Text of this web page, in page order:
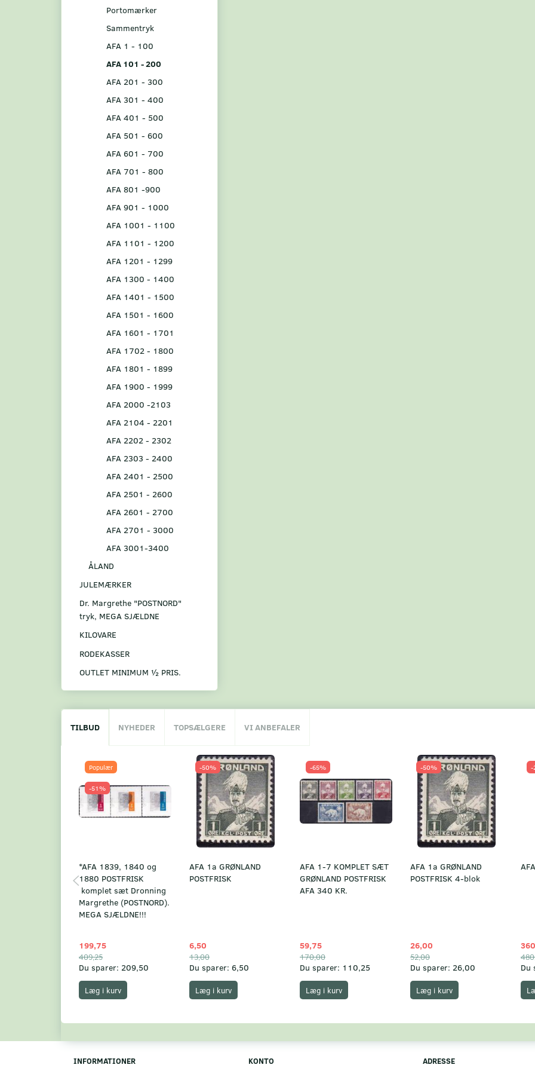
Portomærker
Sammentryk
AFA 1 - 100
AFA 101 - 200
AFA 201 - 300
AFA 301 - 400
AFA 401 - 500
AFA 501 - 600
AFA 601 - 700
AFA 701 - 800
AFA 801 -900
AFA 901 - 1000
AFA 1001 - 1100
AFA 1101 - 1200
AFA 1201 - 1299
AFA 1300 - 1400
AFA 1401 - 1500
AFA 1501 - 1600
AFA 1601 - 1701
AFA 1702 - 1800
AFA 1801 - 1899
AFA 1900 - 1999
AFA 2000 -2103
AFA 2104 - 2201
AFA 2202 - 2302
AFA 2303 - 2400
AFA 2401 - 2500
AFA 2501 - 2600
AFA 2601 - 2700
AFA 2701 - 3000
AFA 3001-3400
ÅLAND
JULEMÆRKER
Dr. Margrethe "POSTNORD"
tryk, MEGA SJÆLDNE
KILOVARE
RODEKASSER
OUTLET MINIMUM ½ PRIS.
TILBUD NYHEDER TOPSÆLGERE VI ANBEFALER
Populær
-51%
*AFA 1839, 1840 og
1880 POSTFRISK
komplet sæt Dronning
Margrethe (POSTNORD).
MEGA SJÆLDNE!!!
199,75
409,25
Du sparer: 209,50
Læg i kurv
-50%
AFA 1a GRØNLAND
POSTFRISK
6,50
13,00
Du sparer: 6,50
Læg i kurv
-65%
AFA 1-7 KOMPLET SÆT
GRØNLAND POSTFRISK
AFA 340 KR.
59,75
170,00
Du sparer: 110,25
Læg i kurv
-50%
AFA 1a GRØNLAND
POSTFRISK 4-blok
26,00
52,00
Du sparer: 26,00
Læg i kurv
-
Du
INFORMATIONER KONTO ADRESSE